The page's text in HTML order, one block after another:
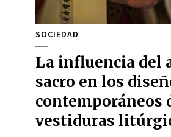
SOCIEDAD
La influencia del
sacro en los
contemporáneos
vestiduras